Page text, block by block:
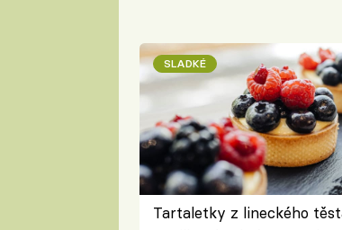
SLADKÉ
Tartaletky z lineckého